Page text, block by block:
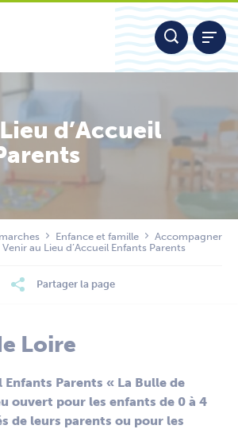
Nous contacter
d’Accueil
Enfance et famille
Accompagner
Venir au Lieu d’Accueil Enfants Parents
Partager la page
Loire
Enfants Parents « La Bulle de
ouvert pour les enfants de 0 à 4
de leurs parents ou pour les
cookies